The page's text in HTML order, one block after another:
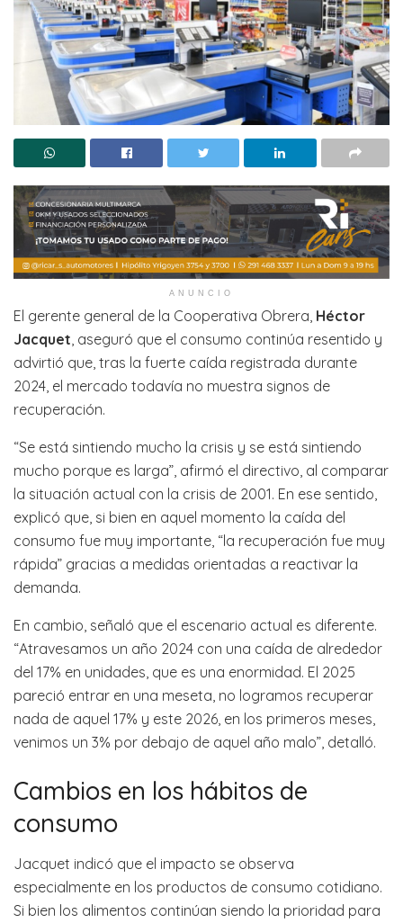
ANUNCIO
El gerente general de la Cooperativa Obrera, Héctor
Jacquet, aseguró que el consumo continúa resentido y
advirtió que, tras la fuerte caída registrada durante
2024, el mercado todavía no muestra signos de
recuperación.
“Se está sintiendo mucho la crisis y se está sintiendo
mucho porque es larga”, afirmó el directivo, al comparar
la situación actual con la crisis de 2001. En ese sentido,
explicó que, si bien en aquel momento la caída del
consumo fue muy importante, “la recuperación fue muy
rápida” gracias a medidas orientadas a reactivar la
demanda.
En cambio, señaló que el escenario actual es diferente.
“Atravesamos un año 2024 con una caída de alrededor
del 17% en unidades, que es una enormidad. El 2025
pareció entrar en una meseta, no logramos recuperar
nada de aquel 17% y este 2026, en los primeros meses,
venimos un 3% por debajo de aquel año malo”, detalló.
Cambios en los hábitos de
consumo
Jacquet indicó que el impacto se observa
especialmente en los productos de consumo cotidiano.
Si bien los alimentos continúan siendo la prioridad para